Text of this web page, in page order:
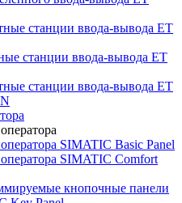
станции ввода-вывода ET
станции ввода-вывода ET
станции ввода-вывода ET
SIMATIC Basic Panel
SIMATIC Comfort
кнопочные панели